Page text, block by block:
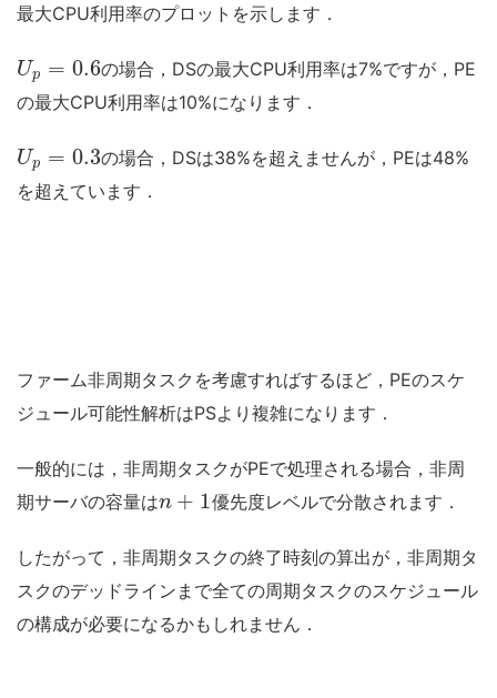
最大CPU利用率のプロットを示します．
Up = 0.6の場合，DSの最大CPU利用率は7%ですが，PE
の最大CPU利用率は10%になります．
Up = 0.3の場合，DSは38%を超えませんが，PEは48%
を超えています．
ファーム非周期タスクを考慮すればするほど，PEのスケ
ジュール可能性解析はPSより複雑になります．
一般的には，非周期タスクがPEで処理される場合，非周
期サーバの容量はn + 1優先度レベルで分散されます．
したがって，非周期タスクの終了時刻の算出が，非周期タ
スクのデッドラインまで全ての周期タスクのスケジュール
の構成が必要になるかもしれません．